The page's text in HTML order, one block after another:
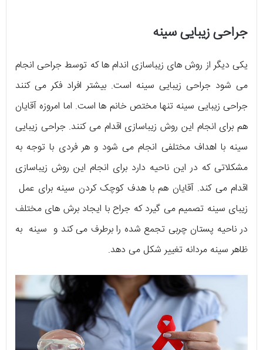
جراحی زیبایی سینه
یکی دیگر از روش های زیباسازی اندام ها که توسط جراحی انجام
می شود جراحی زیبایی سینه است. بیشتر افراد فکر می کنند
جراحی زیبایی سینه تنها مختص خانم ها است. اما امروزه آقایان
هم برای انجام این روش زیباسازی اقدام می کنند. جراحی زیبایی
سینه با اهداف مختلفی انجام می شود و هر فردی با توجه به
مشکلاتی که در این ناحیه دارد برای انجام این روش زیباسازی
اقدام می کند. آقایان هم با هدف کوچک کردن سینه برای عمل
زیبای سینه تصمیم می گیرد که جراح با ایجاد برش های مختلف
در ناحیه پستان چربی تجمع شده را برطرف می کند و سینه به
ظاهر سینه مردانه تغییر شکل می دهد.